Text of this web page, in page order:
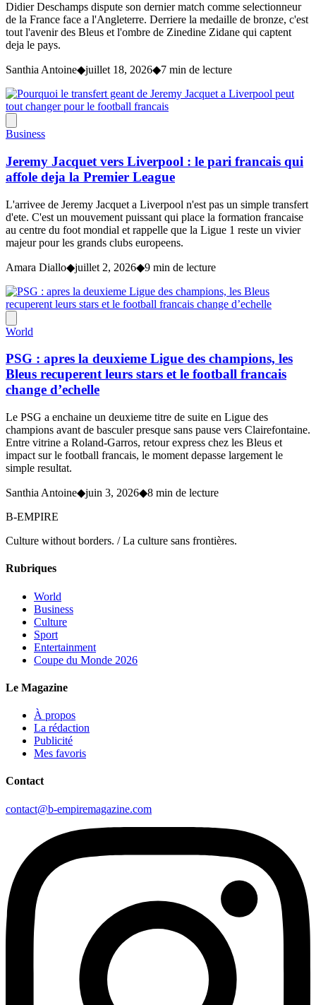
Didier Deschamps dispute son dernier match comme selectionneur
de la France face a l'Angleterre. Derriere la medaille de bronze, c'est
tout l'avenir des Bleus et l'ombre de Zinedine Zidane qui captent
deja le pays.
Santhia Antoine◆juillet 18, 2026◆7 min de lecture
Business
Jeremy Jacquet vers Liverpool : le pari francais qui
affole deja la Premier League
L'arrivee de Jeremy Jacquet a Liverpool n'est pas un simple transfert
d'ete. C'est un mouvement puissant qui place la formation francaise
au centre du foot mondial et rappelle que la Ligue 1 reste un vivier
majeur pour les grands clubs europeens.
Amara Diallo◆juillet 2, 2026◆9 min de lecture
World
PSG : apres la deuxieme Ligue des champions, les
Bleus recuperent leurs stars et le football francais
change d’echelle
Le PSG a enchaine un deuxieme titre de suite en Ligue des
champions avant de basculer presque sans pause vers Clairefontaine.
Entre vitrine a Roland-Garros, retour express chez les Bleus et
impact sur le football francais, le moment depasse largement le
simple resultat.
Santhia Antoine◆juin 3, 2026◆8 min de lecture
B-EMPIRE
Culture without borders. / La culture sans frontières.
Rubriques
World
Business
Culture
Sport
Entertainment
Coupe du Monde 2026
Le Magazine
À propos
La rédaction
Publicité
Mes favoris
Contact
contact@b-empiremagazine.com